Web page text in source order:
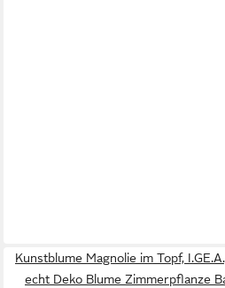
Kunstblume Magnolie im Topf,
echt Deko Blume Zimmerpflanze